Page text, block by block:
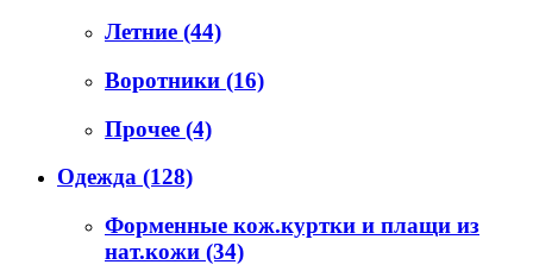
Летние (44)
Воротники (16)
Прочее (4)
Одежда (128)
Форменные кож.куртки и плащи из
нат.кожи (34)